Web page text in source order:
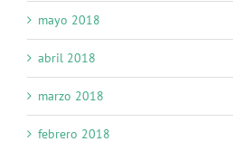
mayo 2018
abril 2018
marzo 2018
febrero 2018